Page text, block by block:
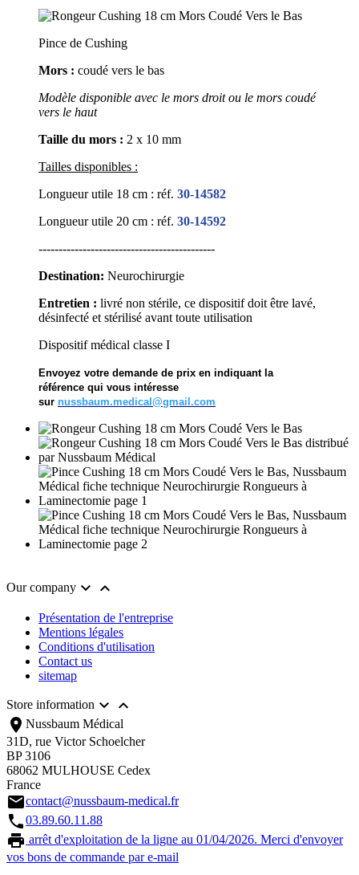
Pince de Cushing
Mors : coudé vers le bas
Modèle disponible avec le mors droit ou le mors coudé
vers le haut
Taille du mors : 2 x 10 mm
Tailles disponibles :
Longueur utile 18 cm : réf. 30-14582
Longueur utile 20 cm : réf. 30-14592
--------------------------------------------
Destination: Neurochirurgie
Entretien : livré non stérile, ce dispositif doit être lavé,
désinfecté et stérilisé avant toute utilisation
Dispositif médical classe I
Envoyez votre demande de prix en indiquant la
référence qui vous intéresse
sur nussbaum.medical@gmail.com
Our company  
Présentation de l'entreprise
Mentions légales
Conditions d'utilisation
Contact us
sitemap
Store information  
location_on Nussbaum Médical
31D, rue Victor Schoelcher
BP 3106
68062 MULHOUSE Cedex
France
emailcontact@nussbaum-medical.fr
call03.89.60.11.88
print arrêt d'exploitation de la ligne au 01/04/2026. Merci d'envoyer
vos bons de commande par e-mail